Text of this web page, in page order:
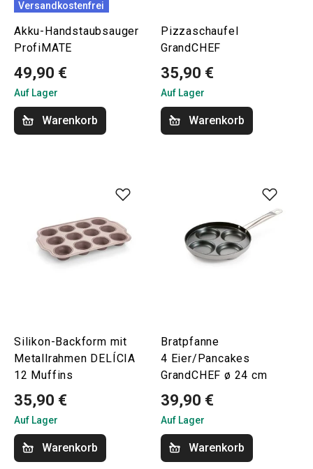
Versandkostenfrei
Akku-Handstaubsauger
ProfiMATE
49,90 €
Auf Lager
Warenkorb
Pizzaschaufel
GrandCHEF
35,90 €
Auf Lager
Warenkorb
Silikon-Backform mit
Metallrahmen DELÍCIA
12 Muffins
35,90 €
Auf Lager
Warenkorb
Bratpfanne
4 Eier/Pancakes
GrandCHEF ø 24 cm
39,90 €
Auf Lager
Warenkorb